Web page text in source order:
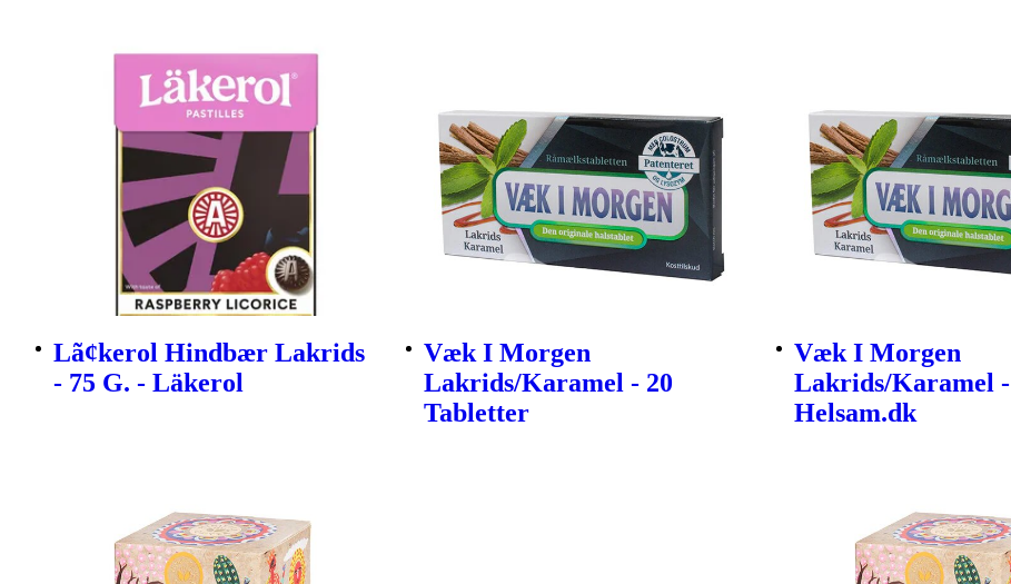
Lã¢kerol Hindbær Lakrids
- 75 G. - Läkerol
Væk I Morgen
Lakrids/Karamel - 20
Tabletter
Væk I Morgen
Lakrids/Karamel -
Helsam.dk